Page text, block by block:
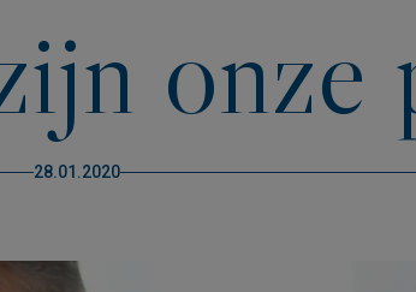
28.01.2020